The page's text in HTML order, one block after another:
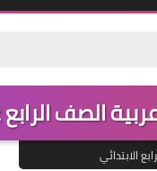
الصف الرابع 2022
الابتدائي